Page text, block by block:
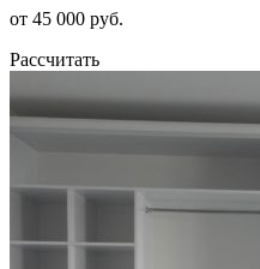
от 45 000 руб.
Рассчитать